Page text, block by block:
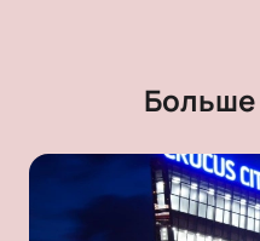
Больше